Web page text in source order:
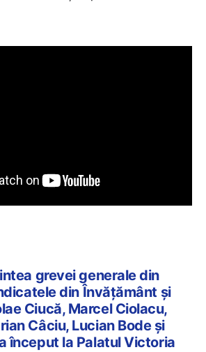
grevei generale din
din Învățământ și
Ciucă, Marcel Ciolacu,
Câciu, Lucian Bode și
început la Palatul Victoria